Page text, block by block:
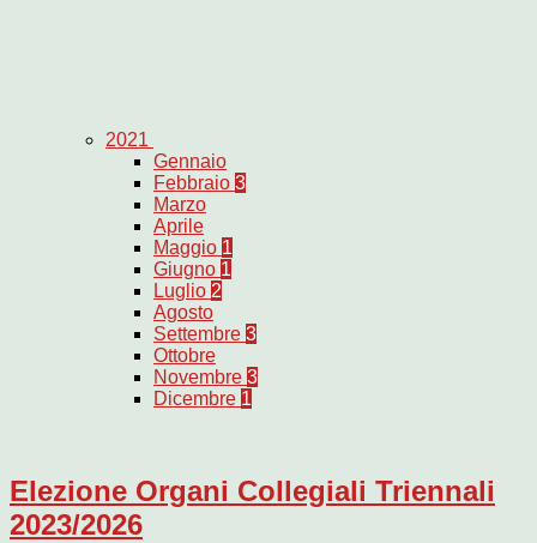
2021
Gennaio
Febbraio 3
Marzo
Aprile
Maggio 1
Giugno 1
Luglio 2
Agosto
Settembre 3
Ottobre
Novembre 3
Dicembre 1
Elezione Organi Collegiali Triennali
2023/2026